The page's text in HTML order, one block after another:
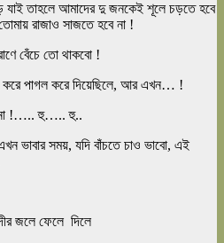
যাই তাহলে আমাদের দু জনকেই শূলে চড়তে হবে
রাজাও সাজতে হবে না !
বেঁচে তো থাকবো !
করে পাগল করে দিয়েছিলে, আর এখন… !
!….. হু….. হু..
ভাবার সময়, যদি বাঁচতে চাও ভাবো, এই
জলে ফেলে দিলে